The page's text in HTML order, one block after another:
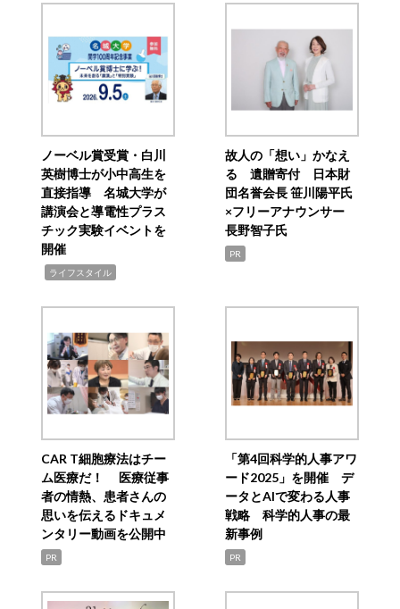
ノーベル賞受賞・白川
英樹博士が小中高生を
直接指導 名城大学が
講演会と導電性プラス
チック実験イベントを
開催
ライフスタイル
故人の「想い」かなえ
る 遺贈寄付 日本財
団名誉会長 笹川陽平氏
×フリーアナウンサー
長野智子氏
PR
CAR T細胞療法はチー
ム医療だ！ 医療従事
者の情熱、患者さんの
思いを伝えるドキュメ
ンタリー動画を公開中
PR
「第4回科学的人事アワ
ード2025」を開催 デ
ータとAIで変わる人事
戦略 科学的人事の最
新事例
PR